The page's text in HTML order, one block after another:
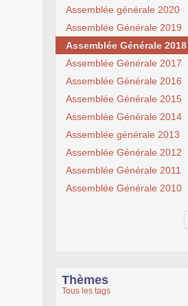
Assemblée générale 2020
Assemblée Générale 2019
Assemblée Générale 2018
Assemblée Générale 2017
Assemblée Générale 2016
Assemblée Générale 2015
Assemblée Générale 2014
Assemblée générale 2013
Assemblée Générale 2012
Assemblée Générale 2011
Assemblée Générale 2010
Thèmes
Tous les tags